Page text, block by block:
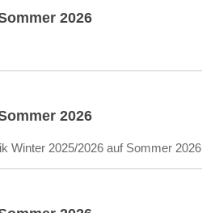
2026
2026
Winter 2025/2026 auf Sommer 2026